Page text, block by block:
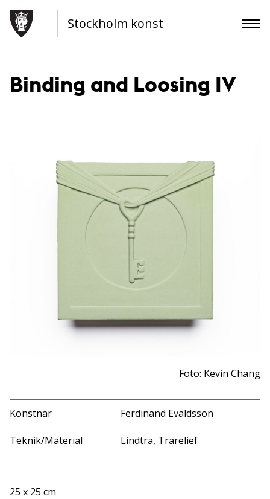
Stockholm konst
Binding and Loosing IV
Foto: Kevin Chang
Konstnär Ferdinand Evaldsson
Teknik/Material Lindträ, Trärelief
25 x 25 cm